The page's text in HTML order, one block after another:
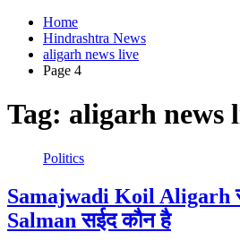
Home
Hindrashtra News
aligarh news live
Page 4
Tag: aligarh news
Politics
Samajwadi Koil Aligarh
Salman सईद कौन है